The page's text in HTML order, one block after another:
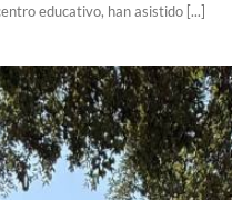
educativo, han asistido [...]